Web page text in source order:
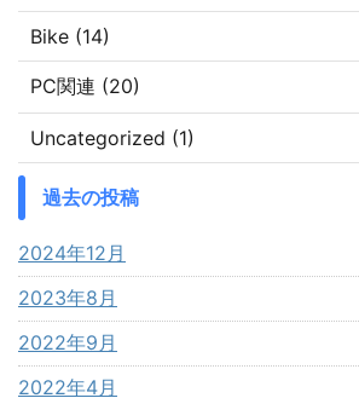
Bike (14)
PC関連 (20)
Uncategorized (1)
過去の投稿
2024年12月
2023年8月
2022年9月
2022年4月